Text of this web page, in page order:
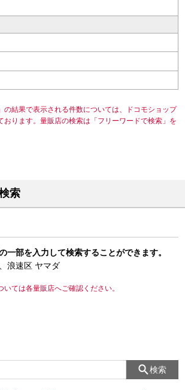
の結果で表示される件数については、ドコモショップ
おります。量販店の検索は「フリーワードで検索」を
索
一部を入力して検索することができます。
浪速区 ヤマダ
ては各量販店へご確認ください。
検索